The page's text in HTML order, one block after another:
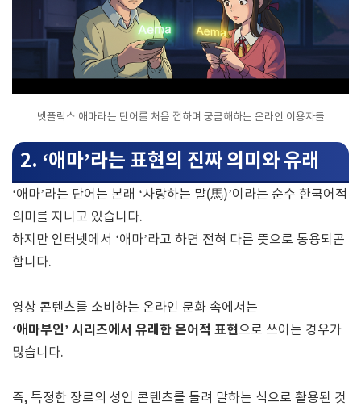
넷플릭스 애마라는 단어를 처음 접하며 궁금해하는 온라인 이용자들
2. ‘애마’라는 표현의 진짜 의미와 유래
‘애마’라는 단어는 본래 ‘사랑하는 말(馬)’이라는 순수 한국어적
의미를 지니고 있습니다.
하지만 인터넷에서 ‘애마’라고 하면 전혀 다른 뜻으로 통용되곤
합니다.
영상 콘텐츠를 소비하는 온라인 문화 속에서는
‘애마부인’ 시리즈에서 유래한 은어적 표현으로 쓰이는 경우가
많습니다.
즉, 특정한 장르의 성인 콘텐츠를 돌려 말하는 식으로 활용된 것